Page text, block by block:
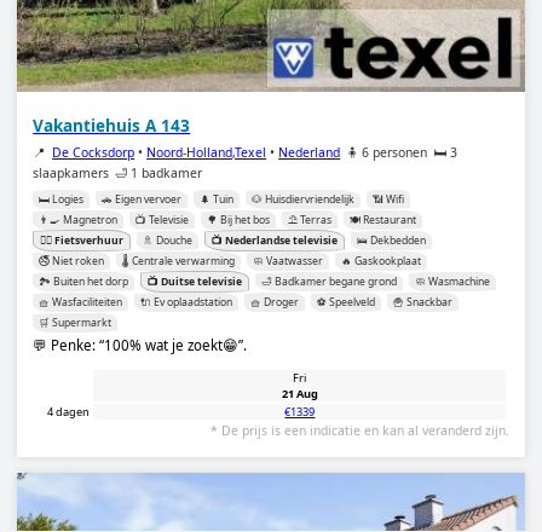
Vakantiehuis A 143
📍 De Cocksdorp • Noord-Holland,Texel • Nederland 🧍 6 personen 🛏️ 3
slaapkamers 🛁 1 badkamer
🛏️ Logies 🚗 Eigen vervoer 🌲 Tuin 🐶 Huisdiervriendelijk
📶 Wifi
👨‍🍳 Magnetron
📺 Televisie 🌳 Bij het bos ⛱️ Terras
🍽️ Restaurant
🚴‍♂️ Fietsverhuur
🚿 Douche 📺 Nederlandse televisie
🛌 Dekbedden
🚭 Niet roken
🌡️ Centrale verwarming 🧼 Vaatwasser
🔥 Gaskookplaat
🏞️ Buiten het dorp
📺 Duitse televisie 🛁 Badkamer begane grond
🧼 Wasmachine
🧺 Wasfaciliteiten
🔌 Ev oplaadstation 🧺 Droger ⚽️ Speelveld
🍟 Snackbar
🛒 Supermarkt
💬 Penke: 100% wat je zoekt😁 .
Fri
21 Aug
4 dagen
€1339
* De prijs is een indicatie en kan al veranderd zijn.